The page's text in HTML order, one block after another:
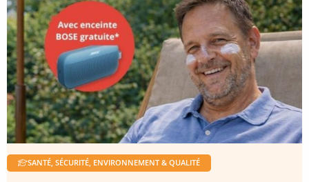
? Facebook
YouTube
X
LinkedIn
SANTÉ, SÉCURITÉ, ENVIRONNEMENT & QUALITÉ
suite